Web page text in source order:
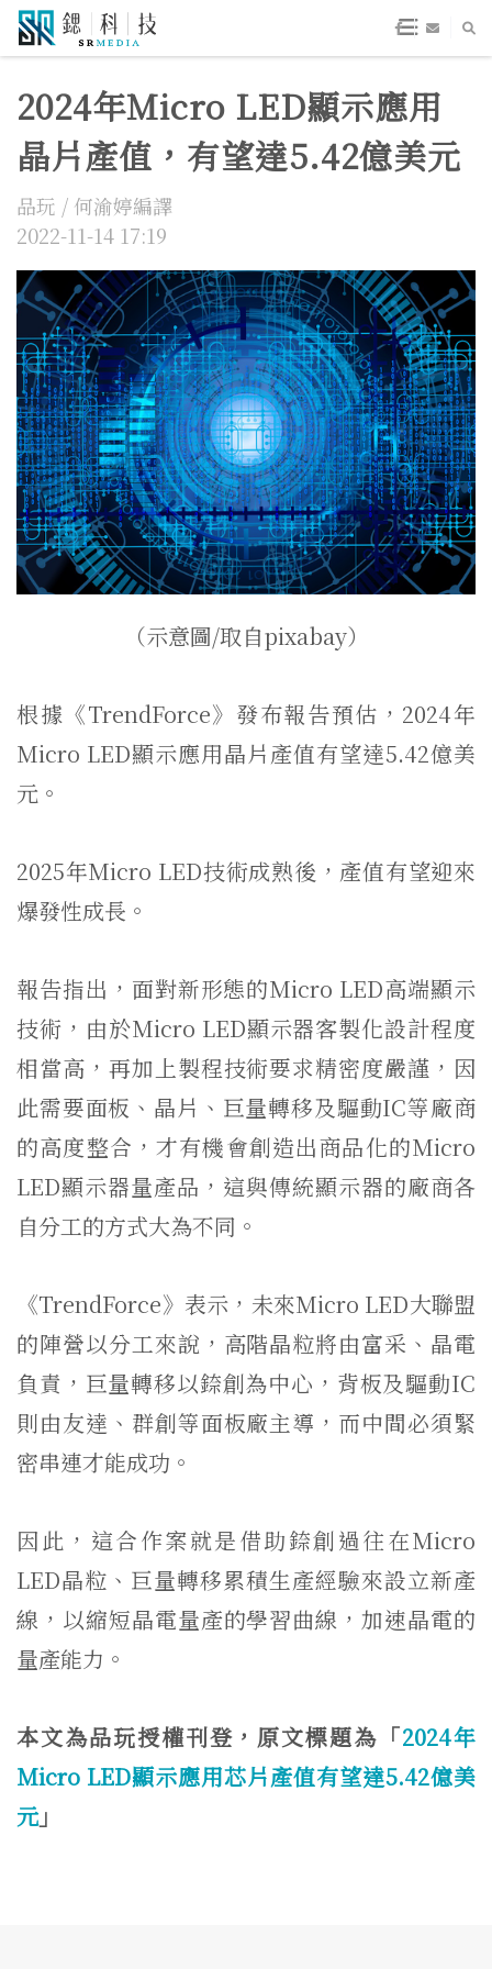
2024年Micro LED顯示應用
晶片產值，有望達5.42億美元
品玩 / 何渝婷編譯
2022-11-14 17:19
（示意圖/取自pixabay）
根據《TrendForce》發布報告預估，2024年
Micro LED顯示應用晶片產值有望達5.42億美
元。
2025年Micro LED技術成熟後，產值有望迎來
爆發性成長。
報告指出，面對新形態的Micro LED高端顯示
技術，由於Micro LED顯示器客製化設計程度
相當高，再加上製程技術要求精密度嚴謹，因
此需要面板、晶片、巨量轉移及驅動IC等廠商
的高度整合，才有機會創造出商品化的Micro
LED顯示器量產品，這與傳統顯示器的廠商各
自分工的方式大為不同。
《TrendForce》表示，未來Micro LED大聯盟
的陣營以分工來說，高階晶粒將由富采、晶電
負責，巨量轉移以錼創為中心，背板及驅動IC
則由友達、群創等面板廠主導，而中間必須緊
密串連才能成功。
因此，這合作案就是借助錼創過往在Micro
LED晶粒、巨量轉移累積生產經驗來設立新產
線，以縮短晶電量產的學習曲線，加速晶電的
量產能力。
本文為品玩授權刊登，原文標題為「2024年
Micro LED顯示應用芯片產值有望達5.42億美
元」